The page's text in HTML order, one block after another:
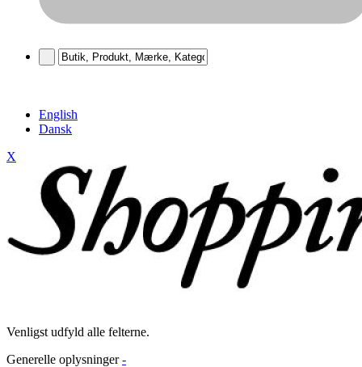
English
Dansk
X
Venligst udfyld alle felterne.
Generelle oplysninger -